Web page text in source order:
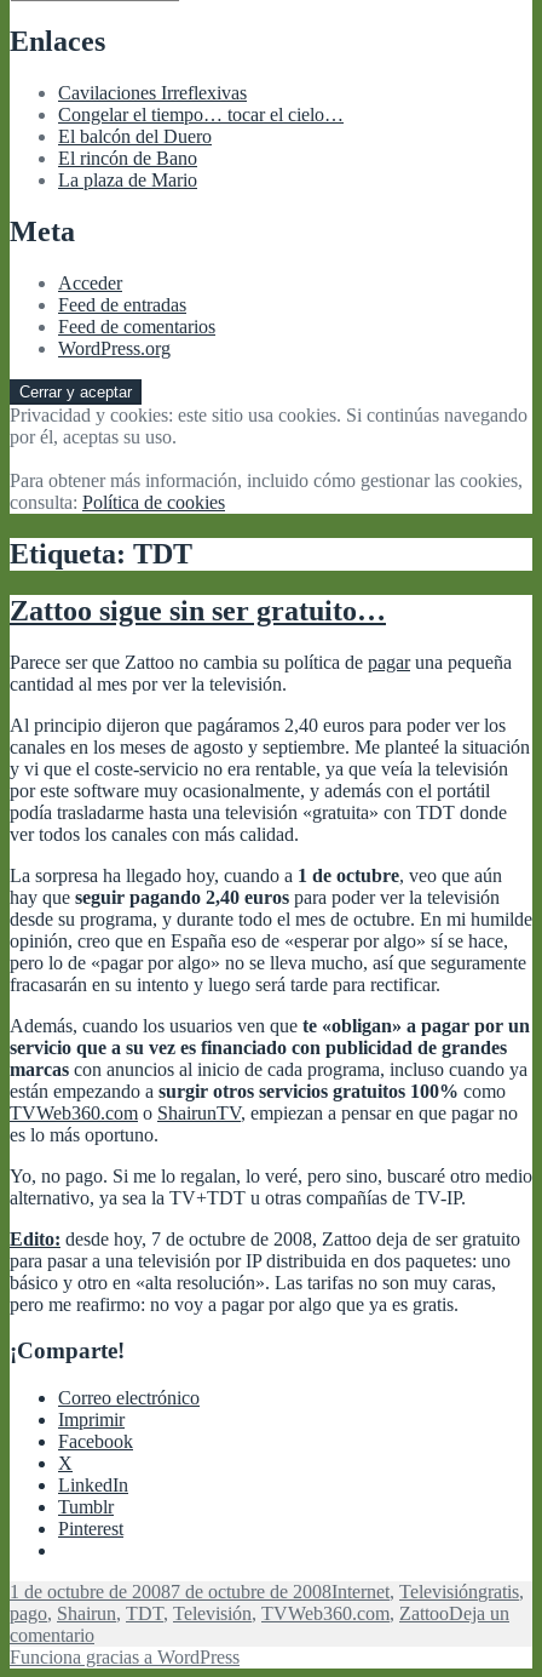
Enlaces
Cavilaciones Irreflexivas
Congelar el tiempo… tocar el cielo…
El balcón del Duero
El rincón de Bano
La plaza de Mario
Meta
Acceder
Feed de entradas
Feed de comentarios
WordPress.org
Privacidad y cookies: este sitio usa cookies. Si continúas navegando
por él, aceptas su uso.
Para obtener más información, incluido cómo gestionar las cookies,
consulta: Política de cookies
Etiqueta: TDT
Zattoo sigue sin ser gratuito…
Parece ser que Zattoo no cambia su política de pagaruna pequeña
cantidad al mes por ver la televisión.
Al principio dijeron que pagáramos 2,40 euros para poder ver los
canales en los meses de agosto y septiembre. Me planteé la situación
y vi que el coste-servicio no era rentable, ya que veía la televisión
por este software muy ocasionalmente, y además con el portátil
podía trasladarme hasta una televisión «gratuita» con TDT donde
ver todos los canales con más calidad.
La sorpresa ha llegado hoy, cuando a 1 de octubre, veo que aún
hay que seguir pagando 2,40 euros para poder ver la televisión
desde su programa, y durante todo el mes de octubre. En mi humilde
opinión, creo que en España eso de «esperar por algo» sí se hace,
pero lo de «pagar por algo» no se lleva mucho, así que seguramente
fracasarán en su intento y luego será tarde para rectificar.
Además, cuando los usuarios ven que te «obligan» a pagar por un
servicio que a su vez es financiado con publicidad de grandes
marcas con anuncios al inicio de cada programa, incluso cuando ya
están empezando a surgir otros servicios gratuitos 100% como
TVWeb360.com o ShairunTV, empiezan a pensar en que pagar no
es lo más oportuno.
Yo, no pago. Si me lo regalan, lo veré, pero sino, buscaré otro medio
alternativo, ya sea la TV+TDT u otras compañías de TV-IP.
Edito: desde hoy, 7 de octubre de 2008, Zattoo deja de ser gratuito
para pasar a una televisión por IP distribuida en dos paquetes: uno
básico y otro en «alta resolución». Las tarifas no son muy caras,
pero me reafirmo: no voy a pagar por algo que ya es gratis.
¡Comparte!
Correo electrónico
Imprimir
Facebook
X
LinkedIn
Tumblr
Pinterest
Publicado
el
1 de octubre de 20087 de octubre de 2008Categorías
Internet, Televisióngratis,
pago, Shairun, TDT, Televisión, TVWeb360.com, ZattooDeja un
comentarioen
Zattoo
Funciona gracias a WordPress